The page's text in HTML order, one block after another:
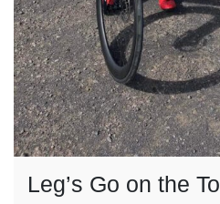
Leg’s Go on the